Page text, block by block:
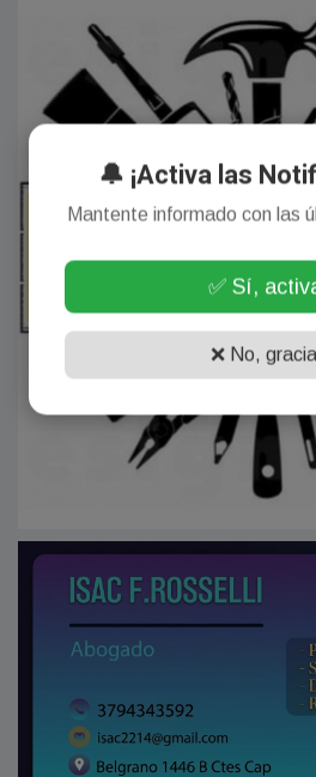
🔔 ¡Activa las
Mantente informado con las
✅ Sí,
❌ No,